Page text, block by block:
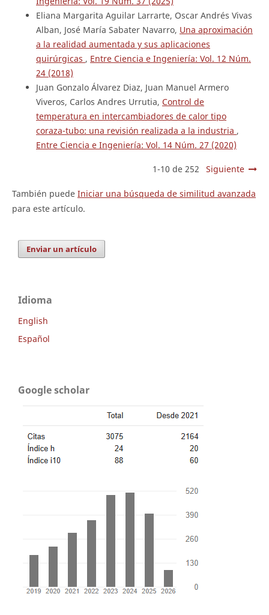
Eliana Margarita Aguilar Larrarte, Oscar Andrés Vivas
Alban, José María Sabater Navarro, Una aproximación
a la realidad aumentada y sus aplicaciones
quirúrgicas , Entre Ciencia e Ingeniería: Vol. 12 Núm.
24 (2018)
Juan Gonzalo Álvarez Diaz, Juan Manuel Armero
Viveros, Carlos Andres Urrutia, Control de
temperatura en intercambiadores de calor tipo
coraza-tubo: una revisión realizada a la industria ,
Entre Ciencia e Ingeniería: Vol. 14 Núm. 27 (2020)
1-10 de 252 Siguiente
También puede Iniciar una búsqueda de similitud avanzada
para este artículo.
Enviar un artículo
Idioma
English
Español
Google scholar